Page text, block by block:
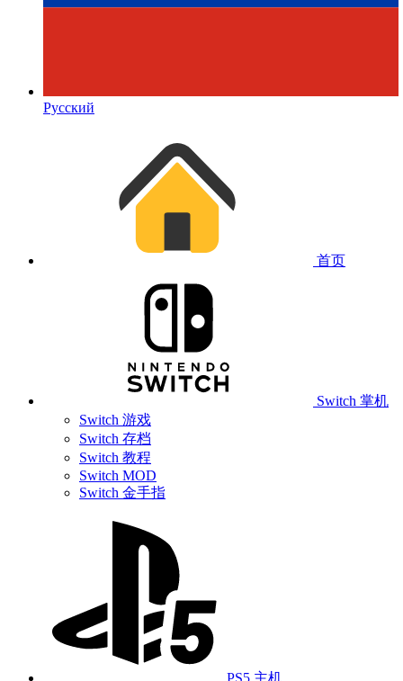
Русский
首页
Switch 掌机
Switch 游戏
Switch 存档
Switch 教程
Switch MOD
Switch 金手指